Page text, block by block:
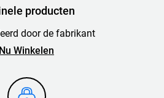
producten
door de fabrikant
Nu Winkelen